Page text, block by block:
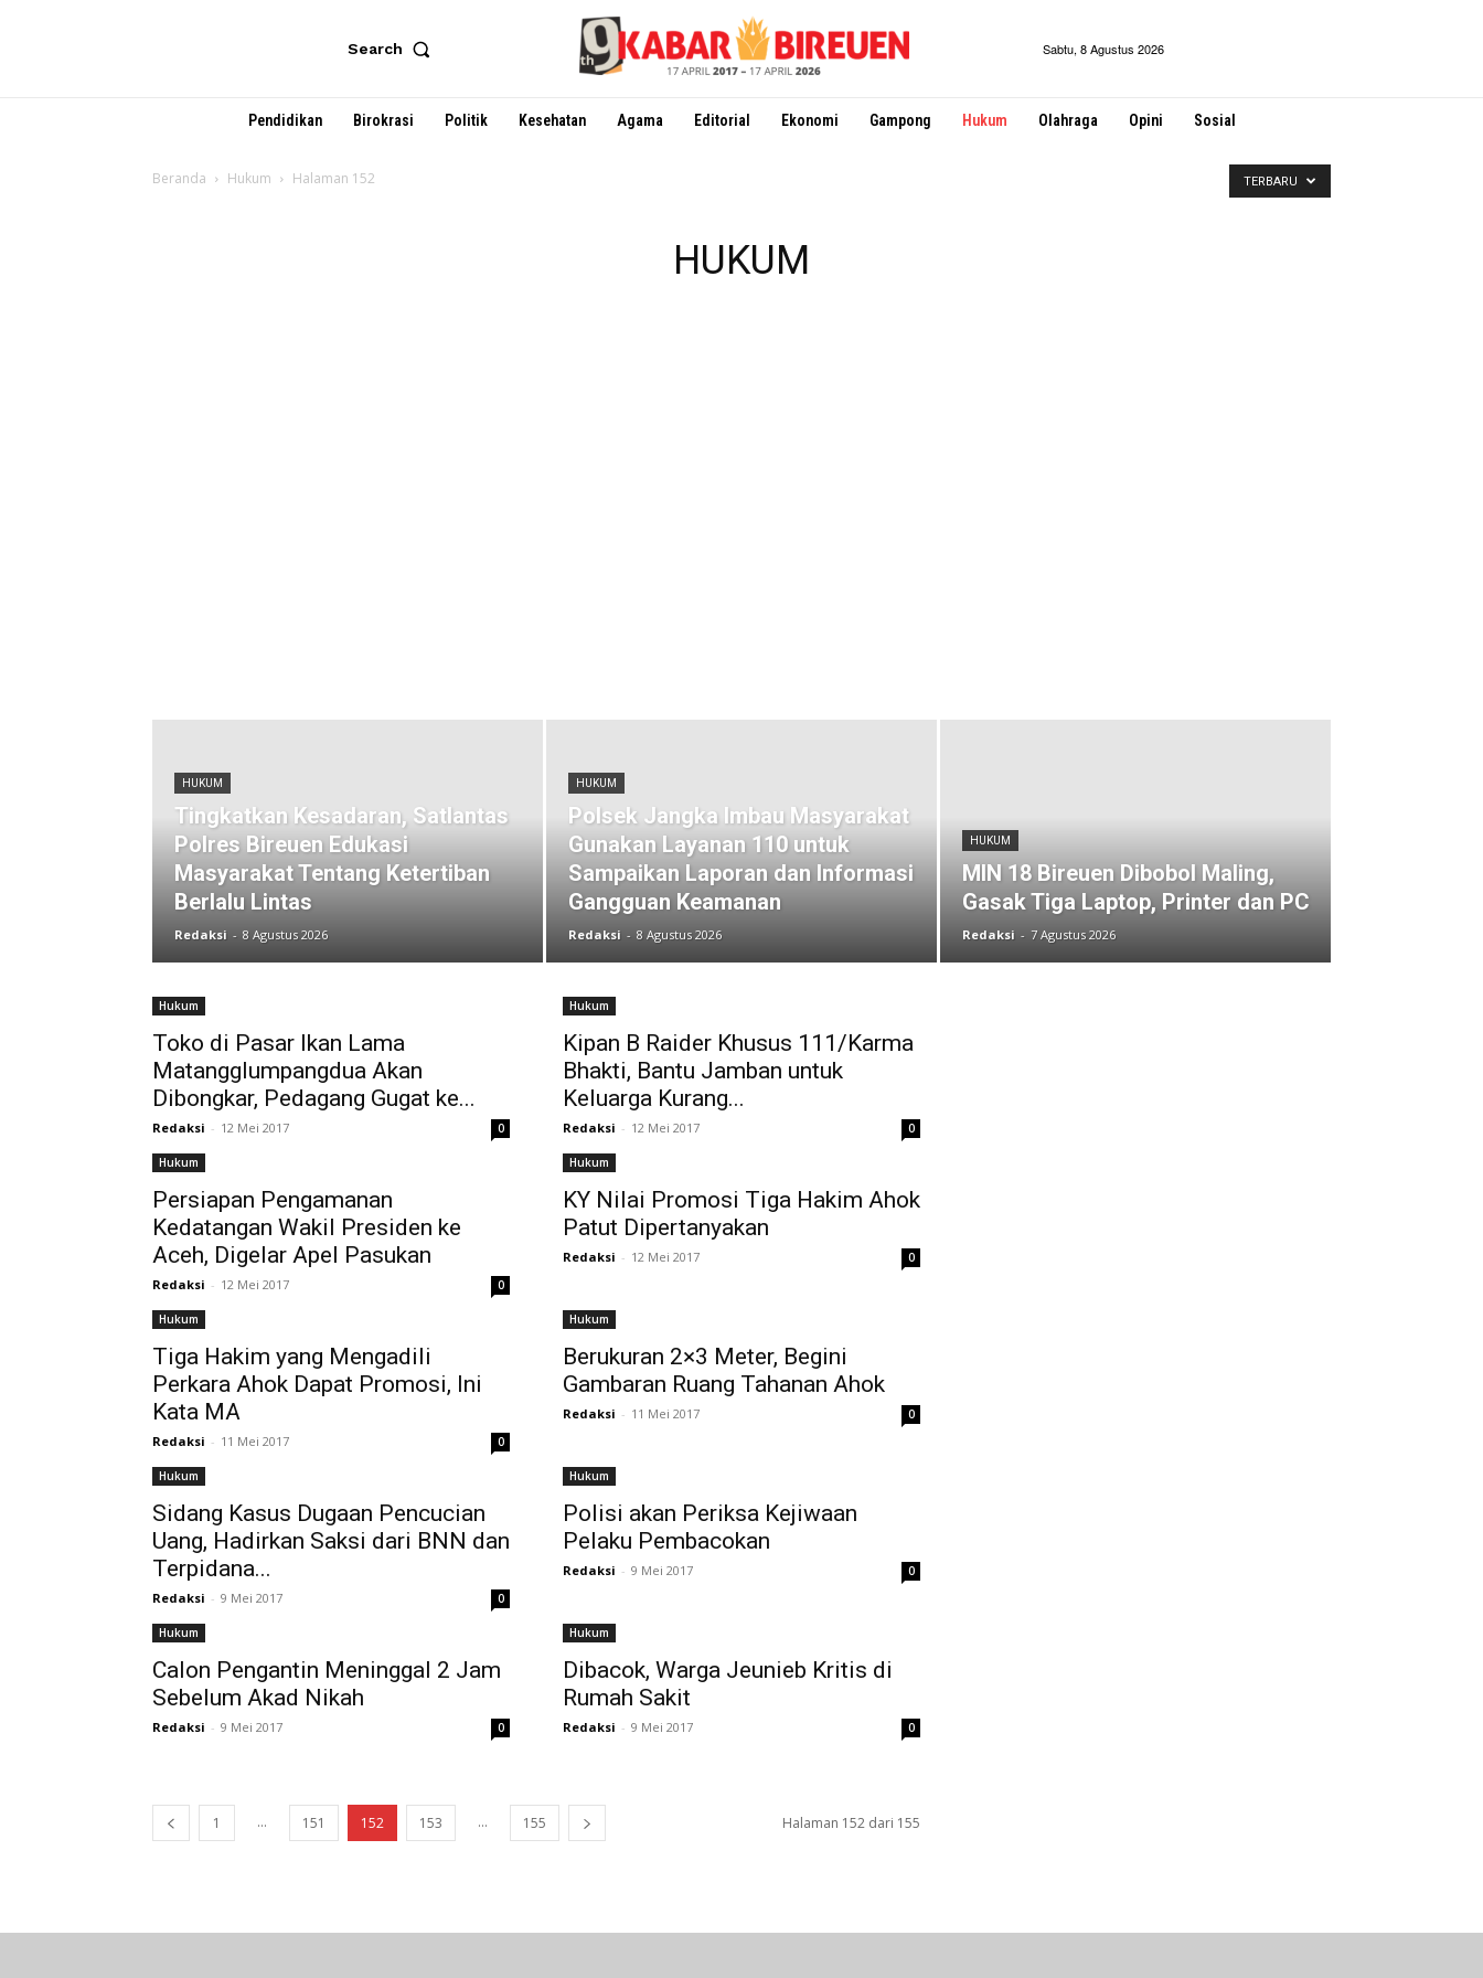
Search Sabtu, 8 Agustus 2026
Pendidikan Birokrasi Politik Kesehatan Agama Editorial Ekonomi Gampong Hukum Olahraga Opini Sosial
Beranda Hukum Halaman 152
HUKUM
TERBARU
HUKUM
Tingkatkan Kesadaran, Satlantas
Polres Bireuen Edukasi
Masyarakat Tentang Ketertiban
Berlalu Lintas
Redaksi - 8 Agustus 2026
HUKUM
Polsek Jangka Imbau Masyarakat
Gunakan Layanan 110 untuk
Sampaikan Laporan dan Informasi
Gangguan Keamanan
Redaksi - 8 Agustus 2026
HUKUM
MIN 18 Bireuen Dibobol Maling,
Gasak Tiga Laptop, Printer dan PC
Redaksi - 7 Agustus 2026
Hukum
Toko di Pasar Ikan Lama
Matangglumpangdua Akan
Dibongkar, Pedagang Gugat ke...
Redaksi - 12 Mei 2017 0
Hukum
Kipan B Raider Khusus 111/Karma
Bhakti, Bantu Jamban untuk
Keluarga Kurang...
Redaksi - 12 Mei 2017 0
Hukum
Persiapan Pengamanan
Kedatangan Wakil Presiden ke
Aceh, Digelar Apel Pasukan
Redaksi - 12 Mei 2017 0
Hukum
KY Nilai Promosi Tiga Hakim Ahok
Patut Dipertanyakan
Redaksi - 12 Mei 2017 0
Hukum
Tiga Hakim yang Mengadili
Perkara Ahok Dapat Promosi, Ini
Kata MA
Redaksi - 11 Mei 2017 0
Hukum
Berukuran 2×3 Meter, Begini
Gambaran Ruang Tahanan Ahok
Redaksi - 11 Mei 2017 0
Hukum
Sidang Kasus Dugaan Pencucian
Uang, Hadirkan Saksi dari BNN dan
Terpidana...
Redaksi - 9 Mei 2017 0
Hukum
Polisi akan Periksa Kejiwaan
Pelaku Pembacokan
Redaksi - 9 Mei 2017 0
Hukum
Calon Pengantin Meninggal 2 Jam
Sebelum Akad Nikah
Redaksi - 9 Mei 2017 0
Hukum
Dibacok, Warga Jeunieb Kritis di
Rumah Sakit
Redaksi - 9 Mei 2017 0
1 ... 151 152 153 ... 155 Halaman 152 dari 155